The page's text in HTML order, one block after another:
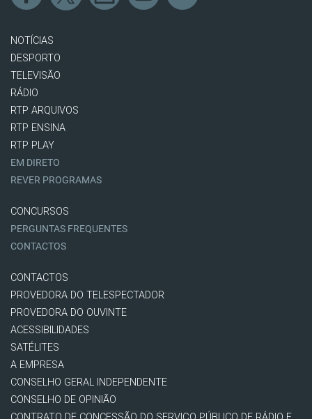
NOTÍCIAS
DESPORTO
TELEVISÃO
RÁDIO
RTP ARQUIVOS
RTP ENSINA
RTP PLAY
EM DIRETO
REVER PROGRAMAS
CONCURSOS
PERGUNTAS FREQUENTES
CONTACTOS
CONTACTOS
PROVEDORA DO TELESPECTADOR
PROVEDORA DO OUVINTE
ACESSIBILIDADES
SATÉLITES
A EMPRESA
CONSELHO GERAL INDEPENDENTE
CONSELHO DE OPINIÃO